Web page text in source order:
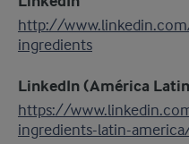
http://
ingredients
LinkedIn (América
https://
ingredients-latin-